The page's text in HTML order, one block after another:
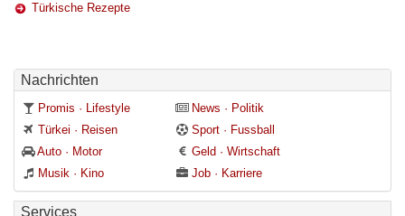
Türkische Rezepte
Nachrichten
Promis · Lifestyle
News · Politik
Türkei · Reisen
Sport · Fussball
Auto · Motor
Geld · Wirtschaft
Musik · Kino
Job · Karriere
Services